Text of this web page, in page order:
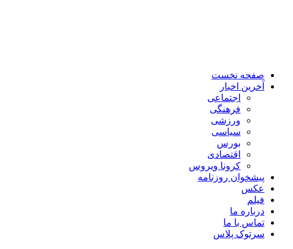
صفحه نخست
آخرین اخبار
اجتماعی
فرهنگی
ورزشی
سیاسی
بورس
اقتصادی
کرونا ویروس
پیشخوان روزنامه
عکس
فیلم
درباره ما
تماس با ما
سرتوک پلاس